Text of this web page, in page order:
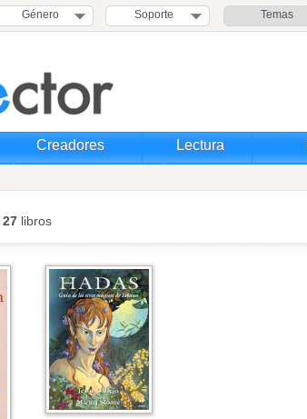
Género Soporte Temas
Creadores Lectura
27 libros